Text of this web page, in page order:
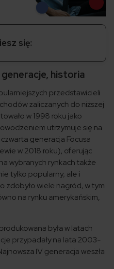
się:
historia
przedstawicieli
zaliczanych do niższej
w 1998 roku jako
utrzymuje się na
generacja Focusa
w 2018 roku), oferując
wybranych rynkach także
tylko popularny, ale i
zdobyło wiele nagród, w tym
na rynku amerykańskim,
była w latach
przypadały na lata 2003-
IV generacja weszła